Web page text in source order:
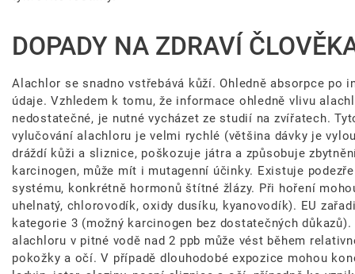
DOPADY NA ZDRAVÍ
Alachlor se snadno vstřebává kůží. Ohledně absorpce po
údaje. Vzhledem k tomu, že informace ohledně vlivu
nedostatečné, je nutné vycházet ze studií na zvířatech.
vylučování alachloru je velmi rychlé (většina dávky je
dráždí kůži a sliznice, poškozuje játra a způsobuje
karcinogen, může mít i mutagenní účinky. Existuje
systému, konkrétně hormonů štítné žlázy. Při hoření
uhelnatý, chlorovodík, oxidy dusíku, kyanovodík). EU
kategorie 3 (možný karcinogen bez dostatečných důkazů).
alachloru v pitné vodě nad 2 ppb může vést během
pokožky a očí. V případě dlouhodobé expozice mohou